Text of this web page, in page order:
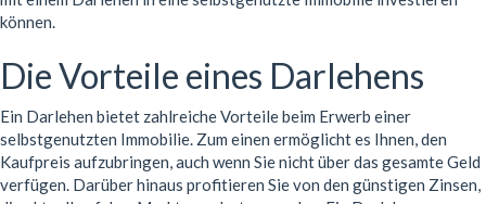
können.
Die Vorteile eines Darlehens
Ein Darlehen bietet zahlreiche Vorteile beim Erwerb einer
selbstgenutzten Immobilie. Zum einen ermöglicht es Ihnen, den
Kaufpreis aufzubringen, auch wenn Sie nicht über das gesamte Geld
verfügen. Darüber hinaus profitieren Sie von den günstigen Zinsen,